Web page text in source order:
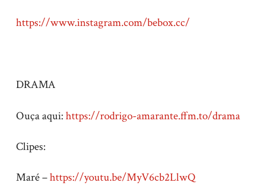
https://www.instagram.com/bebox.cc/
DRAMA
Ouça aqui:https://rodrigo-amarante.ffm.to/drama
Clipes:
Maré –https://youtu.be/MyV6cb2LlwQ